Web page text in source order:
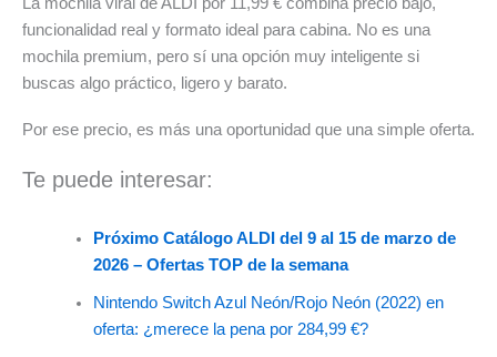
funcionalidad real y formato ideal para cabina. No es una
mochila premium, pero sí una opción muy inteligente si
buscas algo práctico, ligero y barato.
Por ese precio, es más una oportunidad que una simple oferta.
Te puede interesar:
Próximo Catálogo ALDI del 9 al 15 de marzo de
2026 – Ofertas TOP de la semana
Nintendo Switch Azul Neón/Rojo Neón (2022) en
oferta: ¿merece la pena por 284,99 €?